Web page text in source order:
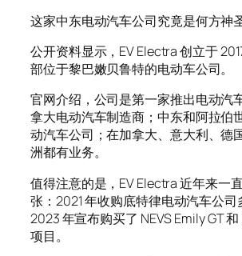
这家中东电动汽车公司究竟是何方神
公开资料显示，EV Electra 创立于
部位于黎巴嫩贝鲁特的电动车公司。
官网介绍，公司是第一家推出电动汽
拿大电动汽车制造商；中东和阿拉伯
动汽车公司；在加拿大、意大利、德
洲都有业务。
值得注意的是，EV Electra 近年来一
张：2021 年收购底特律电动汽车公司
2023 年宣布购买了 NEVS Emily GT
项目。